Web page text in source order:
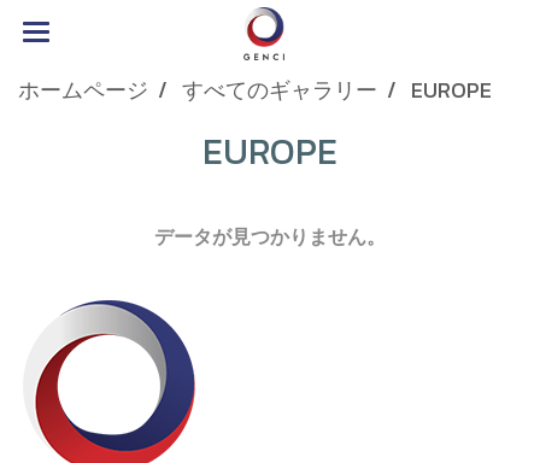
ホームページ すべてのギャラリー EUROPE
EUROPE
データが見つかりません。